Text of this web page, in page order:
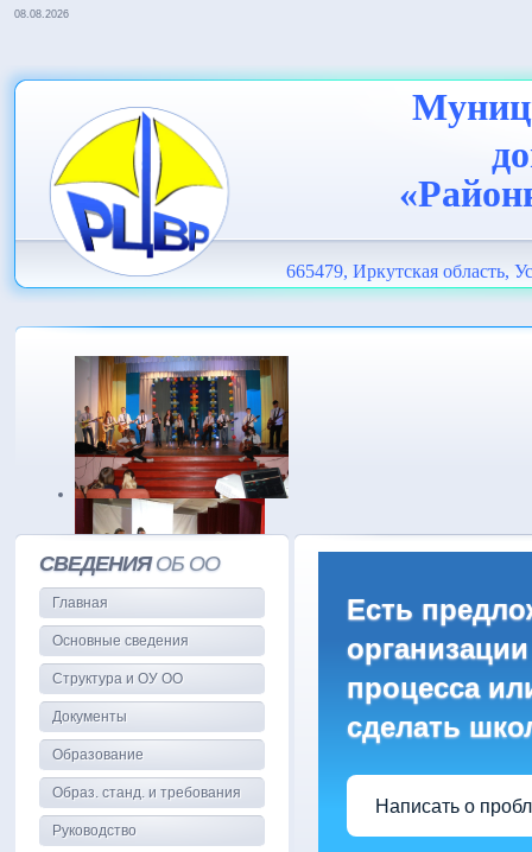
08.08.2026
665479, Иркутская область,
Есть
процесса
сделать
Написать о
СВЕДЕНИЯОБ ОО
Главная
Основные сведения
Структура и ОУ ОО
Документы
Образование
Образ. станд. и требования
Руководство